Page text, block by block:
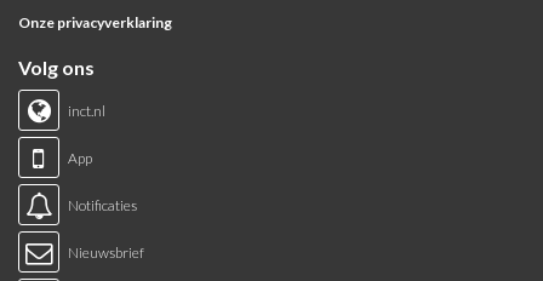
Onze privacyverklaring
Volg ons
inct.nl
App
Notificaties
Nieuwsbrief